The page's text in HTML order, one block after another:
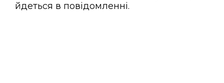
йдеться в повідомленні.